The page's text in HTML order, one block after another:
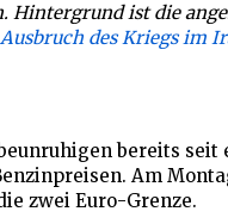
Hintergrund ist die
Ausbruch des Kriegs im
bereits
Am
zwei Euro-Grenze.